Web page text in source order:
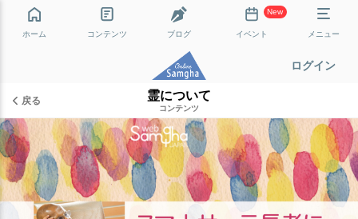
ホーム コンテンツ ブログ
New
イベント メニュー
ログイン
戻る 霊について
コンテンツ